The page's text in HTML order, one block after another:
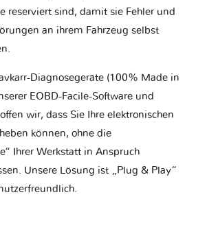
reserviert sind, damit sie Fehler und
an ihrem Fahrzeug selbst
Diagnosegeräte (100% Made in
EOBD-Facile-Software und
wir, dass Sie Ihre elektronischen
können, ohne die
Ihrer Werkstatt in Anspruch
Unsere Lösung ist „Plug & Play“